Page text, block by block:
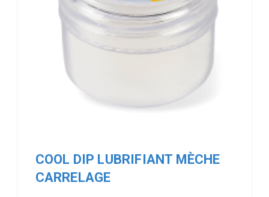
COOL DIP LUBRIFIANT MÈCHE
CARRELAGE